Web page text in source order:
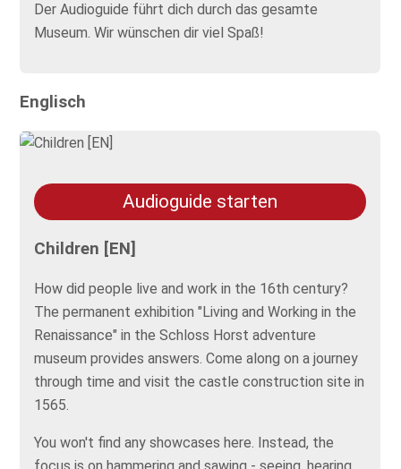
Der Audioguide führt dich durch das gesamte
Museum. Wir wünschen dir viel Spaß!
Englisch
Audioguide starten
Children [EN]
How did people live and work in the 16th century?
The permanent exhibition "Living and Working in the
Renaissance" in the Schloss Horst adventure
museum provides answers. Come along on a journey
through time and visit the castle construction site in
1565.
You won't find any showcases here. Instead, the
focus is on hammering and sawing - seeing, hearing